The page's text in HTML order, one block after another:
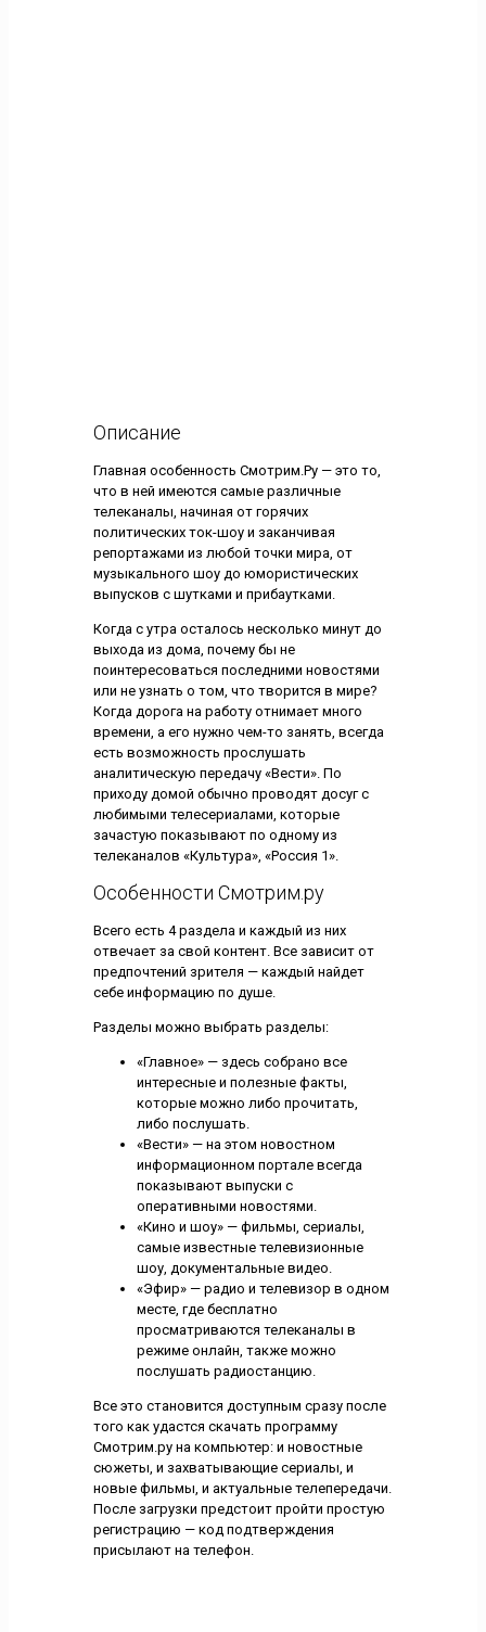
Описание
Главная особенность Смотрим.Ру — это то,
что в ней имеются самые различные
телеканалы, начиная от горячих
политических ток-шоу и заканчивая
репортажами из любой точки мира, от
музыкального шоу до юмористических
выпусков с шутками и прибаутками.
Когда с утра осталось несколько минут до
выхода из дома, почему бы не
поинтересоваться последними новостями
или не узнать о том, что творится в мире?
Когда дорога на работу отнимает много
времени, а его нужно чем-то занять, всегда
есть возможность прослушать
аналитическую передачу «Вести». По
приходу домой обычно проводят досуг с
любимыми телесериалами, которые
зачастую показывают по одному из
телеканалов «Культура», «Россия 1».
Особенности Смотрим.ру
Всего есть 4 раздела и каждый из них
отвечает за свой контент. Все зависит от
предпочтений зрителя — каждый найдет
себе информацию по душе.
Разделы можно выбрать разделы:
«Главное» — здесь собрано все
интересные и полезные факты,
которые можно либо прочитать,
либо послушать.
«Вести» — на этом новостном
информационном портале всегда
показывают выпуски с
оперативными новостями.
«Кино и шоу» — фильмы, сериалы,
самые известные телевизионные
шоу, документальные видео.
«Эфир» — радио и телевизор в одном
месте, где бесплатно
просматриваются телеканалы в
режиме онлайн, также можно
послушать радиостанцию.
Все это становится доступным сразу после
того как удастся скачать программу
Смотрим.ру на компьютер: и новостные
сюжеты, и захватывающие сериалы, и
новые фильмы, и актуальные телепередачи.
После загрузки предстоит пройти простую
регистрацию — код подтверждения
присылают на телефон.